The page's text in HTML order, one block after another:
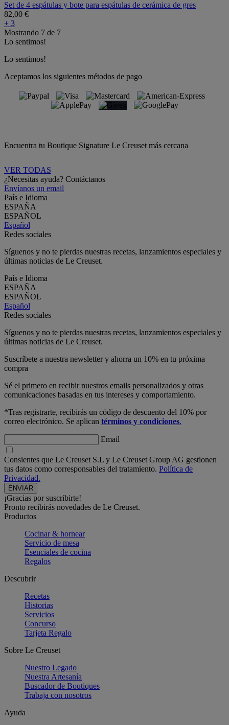
Set de 4 espátulas y bote para espátulas de cerámica de gres
82,00 €
+ 3
Mostrando 7 de 7
Lo sentimos!
Lo sentimos!
Aceptamos los siguientes métodos de pago
Encuentra tu Boutique Signature Le Creuset más cercana
VER TODAS
¿Necesitas ayuda? Contáctanos
Envíanos un email
País e Idioma
ESPAÑA
ESPAÑOL
Español
Redes sociales
Síguenos y no te pierdas nuestras recetas, lanzamientos especiales y
últimas noticias de Le Creuset.
País e Idioma
ESPAÑA
ESPAÑOL
Español
Redes sociales
Síguenos y no te pierdas nuestras recetas, lanzamientos especiales y
últimas noticias de Le Creuset.
Suscríbete a nuestra newsletter y ahorra un 10% en tu próxima
compra
Sé el primero en recibir nuestros emails personalizados y otras
comunicaciones basadas en tus intereses y comportamiento.
*Tras registrarte, recibirás un código de descuento del 10% por
correo electrónico. Se aplican términos y condiciones.
Email
Consientes que Le Creuset S.L y Le Creuset Group AG gestionen
tus datos como corresponsables del tratamiento. Política de
Privacidad.
¡Gracias por suscribirte!
Pronto recibirás novedades de Le Creuset.
Productos
Cocinar & hornear
Servicio de mesa
Esenciales de cocina
Regalos
Descubrir
Recetas
Historias
Servicios
Concurso
Tarjeta Regalo
Sobre Le Creuset
Nuestro Legado
Nuestra Artesanía
Buscador de Boutiques
Trabaja con nosotros
Ayuda